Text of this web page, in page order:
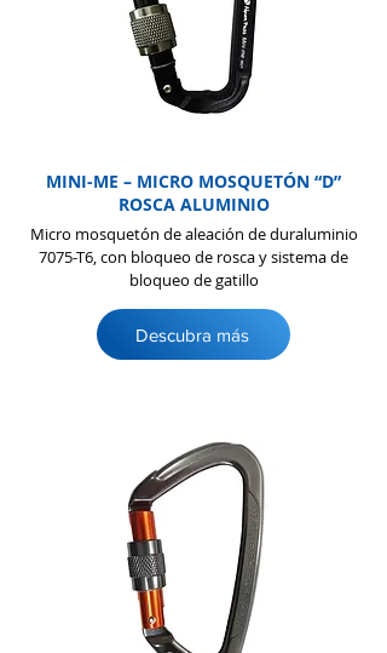
MINI-ME – MICRO MOSQUETÓN “D”
ROSCA ALUMINIO
Micro mosquetón de aleación de duraluminio
7075-T6, con bloqueo de rosca y sistema de
bloqueo de gatillo
Descubra más